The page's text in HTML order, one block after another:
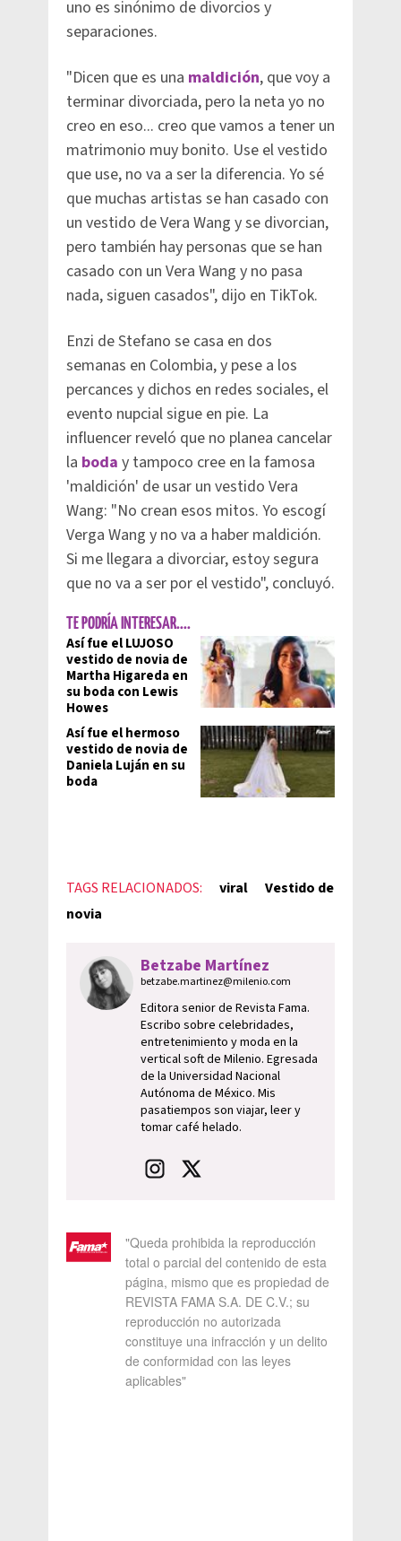
uno es sinónimo de divorcios y
separaciones.
"Dicen que es una maldición, que voy a
terminar divorciada, pero la neta yo no
creo en eso... creo que vamos a tener un
matrimonio muy bonito. Use el vestido
que use, no va a ser la diferencia. Yo sé
que muchas artistas se han casado con
un vestido de Vera Wang y se divorcian,
pero también hay personas que se han
casado con un Vera Wang y no pasa
nada, siguen casados", dijo en TikTok.
Enzi de Stefano se casa en dos
semanas en Colombia, y pese a los
percances y dichos en redes sociales, el
evento nupcial sigue en pie. La
influencer reveló que no planea cancelar
la boda y tampoco cree en la famosa
'maldición' de usar un vestido Vera
Wang: "No crean esos mitos. Yo escogí
Verga Wang y no va a haber maldición.
Si me llegara a divorciar, estoy segura
que no va a ser por el vestido", concluyó.
TE PODRÍA INTERESAR....
Así fue el LUJOSO
vestido de novia de
Martha Higareda en
su boda con Lewis
Howes
Así fue el hermoso
vestido de novia de
Daniela Luján en su
boda
TAGS RELACIONADOS: viral
Vestido de
novia
Betzabe Martínez
betzabe.martinez@milenio.com
Editora senior de Revista Fama.
Escribo sobre celebridades,
entretenimiento y moda en la
vertical soft de Milenio. Egresada
de la Universidad Nacional
Autónoma de México. Mis
pasatiempos son viajar, leer y
tomar café helado.
"Queda prohibida la reproducción
total o parcial del contenido de esta
página, mismo que es propiedad de
REVISTA FAMA S.A. DE C.V.; su
reproducción no autorizada
constituye una infracción y un delito
de conformidad con las leyes
aplicables"